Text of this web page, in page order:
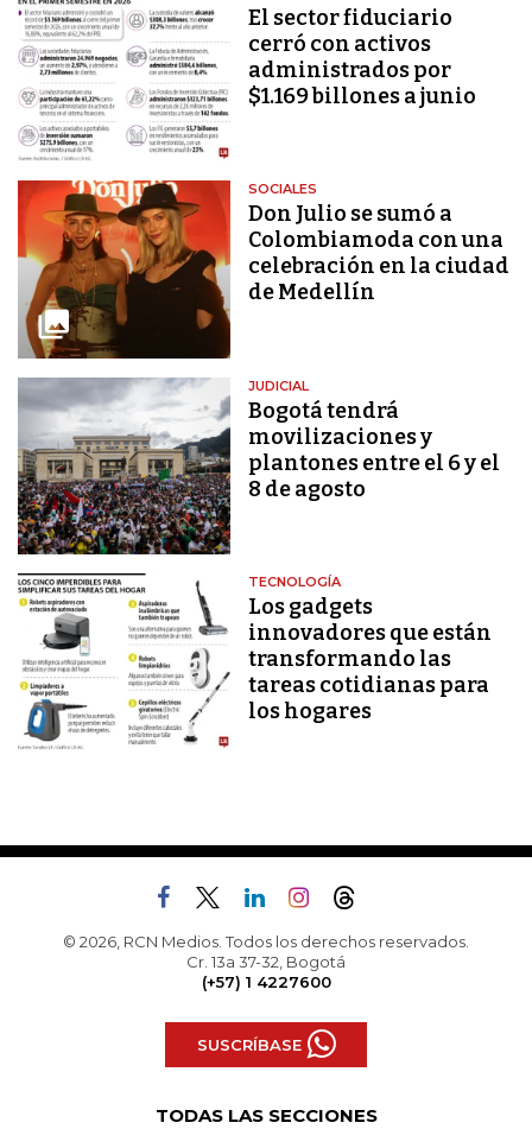
El sector fiduciario
cerró con activos
administrados por
$1.169 billones a junio
SOCIALES
Don Julio se sumó a
Colombiamoda con una
celebración en la ciudad
de Medellín
JUDICIAL
Bogotá tendrá
movilizaciones y
plantones entre el 6 y el
8 de agosto
TECNOLOGÍA
Los gadgets
innovadores que están
transformando las
tareas cotidianas para
los hogares
© 2026, RCN Medios. Todos los derechos reservados.
Cr. 13a 37-32, Bogotá
(+57) 1 4227600
SUSCRÍBASE
TODAS LAS SECCIONES